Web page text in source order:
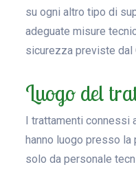
su ogni altro tipo di
adeguate misure
sicurezza previste dal
Luogo del
I trattamenti connessi
hanno luogo presso
solo da personale